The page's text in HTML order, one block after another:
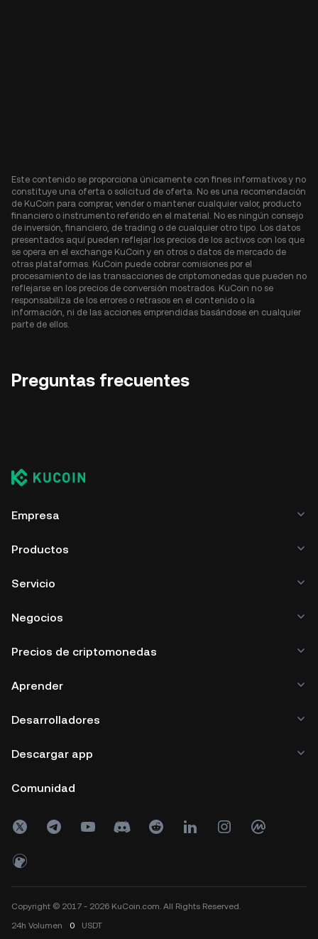
Este contenido se proporciona únicamente con fines informativos y no
constituye una oferta o solicitud de oferta. No es una recomendación
de KuCoin para comprar, vender o mantener cualquier valor, producto
financiero o instrumento referido en el material. No es ningún consejo
de inversión, financiero, de trading o de cualquier otro tipo. Los datos
presentados aquí pueden reflejar los precios de los activos con los que
se opera en el exchange KuCoin y en otros o datos de mercado de
otras plataformas. KuCoin puede cobrar comisiones por el
procesamiento de las transacciones de criptomonedas que pueden no
reflejarse en los precios de conversión mostrados. KuCoin no se
responsabiliza de los errores o retrasos en el contenido o la
información, ni de las acciones emprendidas basándose en cualquier
parte de ellos.
Preguntas frecuentes
Empresa
Productos
Servicio
Negocios
Precios de criptomonedas
Aprender
Desarrolladores
Descargar app
Comunidad
Copyright © 2017 - 2026 KuCoin.com. All Rights Reserved.
24h Volumen 0 USDT